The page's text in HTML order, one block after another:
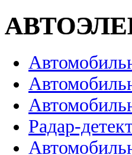
Радар-